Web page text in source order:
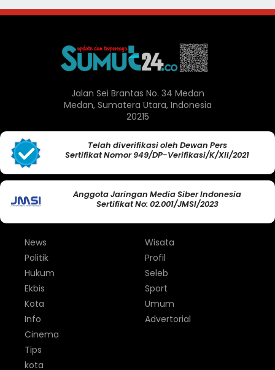
Jalan Sei Brantas No. 34 Medan
Medan, Sumatera Utara, Indonesia
20215
Telah diverifikasi oleh Dewan Pers
Sertifikat Nomor 949/DP-Verifikasi/K/XII/2021
Anggota Jaringan Media Siber Indonesia
Sertifikat No: 02.001/JMSI/2023
News
Politik
Hukum
Ekbis
Kota
Info
Wisata
Profil
Seleb
Sport
Umum
Advertorial
Cinema
Tips
kota